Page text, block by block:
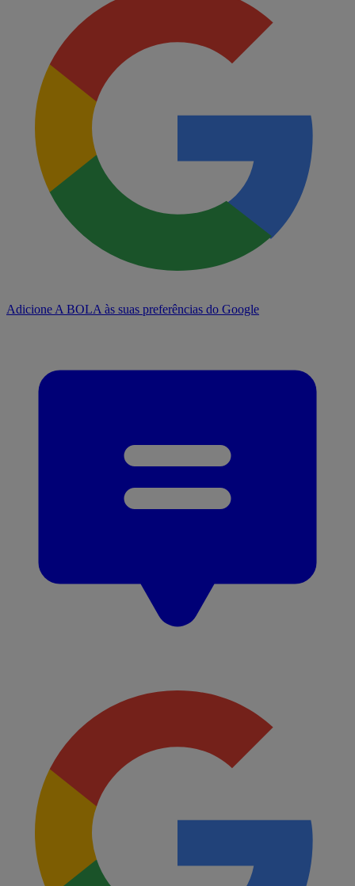
Adicione A BOLA às suas preferências do Google